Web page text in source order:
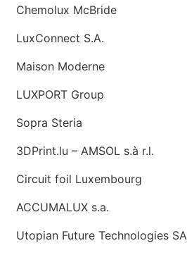
Chemolux McBride
LuxConnect S.A.
Maison Moderne
LUXPORT Group
Sopra Steria
3DPrint.lu – AMSOL s.à r.l.
Circuit foil Luxembourg
ACCUMALUX s.a.
Utopian Future Technologies SA